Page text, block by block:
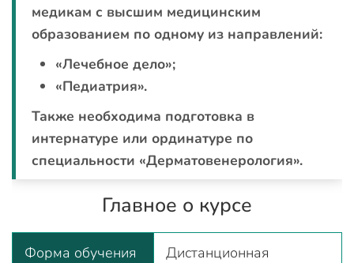
медикам с высшим медицинским
образованием по одному из направлений:
«Лечебное дело»;
«Педиатрия».
Также необходима подготовка в
интернатуре или ординатуре по
специальности «Дерматовенерология».
Главное о курсе
Форма обучения Дистанционная